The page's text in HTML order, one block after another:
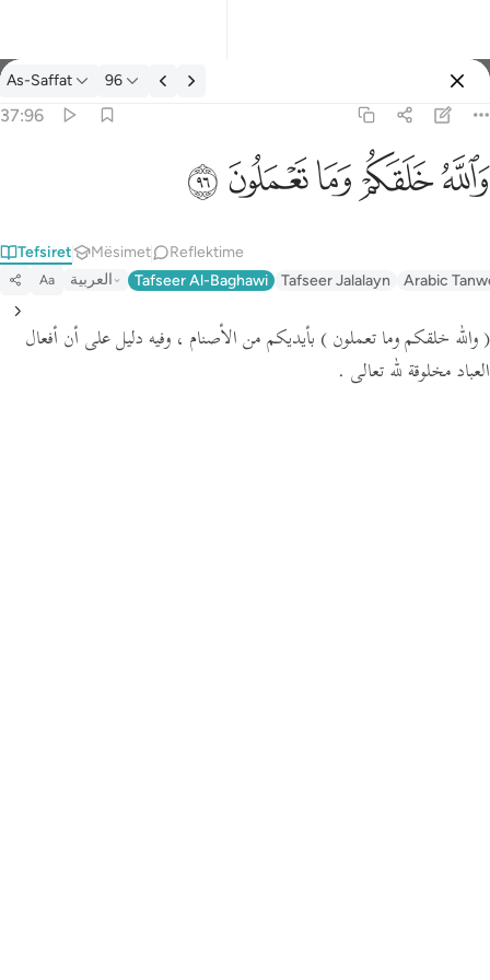
Tefsir: As-Saffat 37:96
As-Saffat 96
37:96
وَٱللَّهُ خَلَقَكُمْ وَمَا تَعْمَلُونَ ٩٦
ﲤﲥﲦﲧﲨ
Tefsiret Mësimet Reflektime
Aa العربية Tafseer Al-Baghawi Tafseer Jalalayn Arabic
( والله خلقكم وما تعملون ) بأيديكم من الأصنام ، وفيه دليل على أن أفعال
العباد مخلوقة لله تعالى .